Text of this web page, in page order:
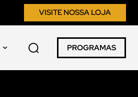
VISITE NOSSA LOJA
PROGRAMAS